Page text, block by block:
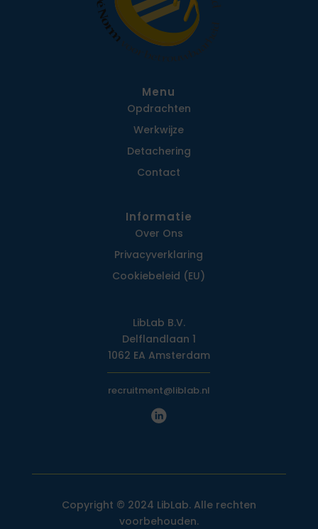
Menu
Opdrachten
Werkwijze
Detachering
Contact
Informatie
Over Ons
Privacy­verklaring
Cookiebeleid (EU)
LibLab B.V.
Delflandlaan 1
1062 EA Amsterdam
recruitment@liblab.nl
Copyright © 2024 LibLab. Alle rechten
voorbehouden.